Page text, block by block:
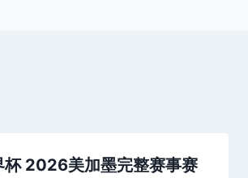
杯 2026美加墨完整赛事赛